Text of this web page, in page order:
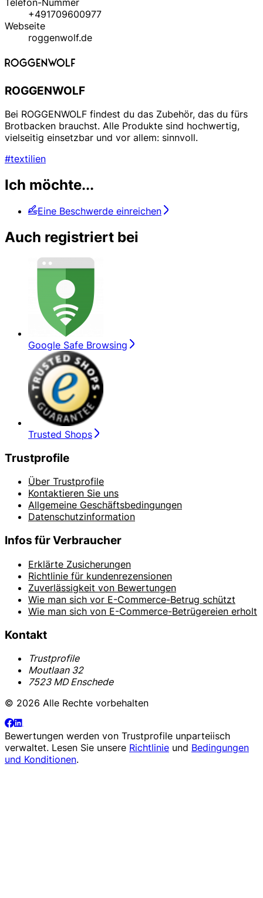
+491709600977
Webseite
roggenwolf.de
ROGGENWOLF
Bei ROGGENWOLF findest du das Zubehör, das du fürs
Brotbacken brauchst. Alle Produkte sind hochwertig,
vielseitig einsetzbar und vor allem: sinnvoll.
#textilien
Ich möchte...
Eine Beschwerde einreichen
Auch registriert bei
Google Safe Browsing
Trusted Shops
Trustprofile
Über Trustprofile
Kontaktieren Sie uns
Allgemeine Geschäftsbedingungen
Datenschutzinformation
Infos für Verbraucher
Erklärte Zusicherungen
Richtlinie für kundenrezensionen
Zuverlässigkeit von Bewertungen
Wie man sich vor E-Commerce-Betrug schützt
Wie man sich von E-Commerce-Betrügereien erholt
Kontakt
Trustprofile
Moutlaan 32
7523 MD Enschede
© 2026 Alle Rechte vorbehalten
Bewertungen werden von Trustprofile unparteiisch
verwaltet. Lesen Sie unsere Richtlinie und Bedingungen
und Konditionen.